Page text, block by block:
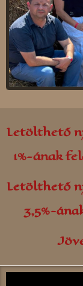
Letölthető
1%-ának
Letölthető
3,5%-
Kolozsvár
Kovászna
Majlát
Petrozsény
Nagyszalonta
Szászváros
Szováta
Parajd
Gálospetri
Borszék
Udvarfalva
Oroszhegy
Sepsibükszád